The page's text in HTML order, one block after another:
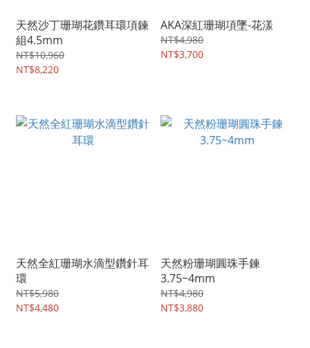
天然沙丁珊瑚花鑽耳環項鍊
組4.5mm
NT$10,960
NT$8,220
AKA深紅珊瑚項墜-花漾
NT$4,980
NT$3,700
天然全紅珊瑚水滴型鑽針耳
環
NT$5,980
NT$4,480
天然粉珊瑚圓珠手鍊
3.75~4mm
NT$4,980
NT$3,880